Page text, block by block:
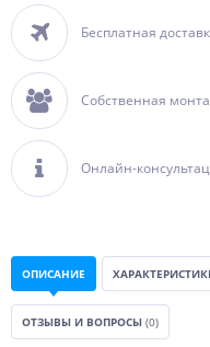
Бесплатная
Собственная
Онлайн-
ОПИСАНИЕ
ОТЗЫВЫ И ВОПРОСЫ (0)